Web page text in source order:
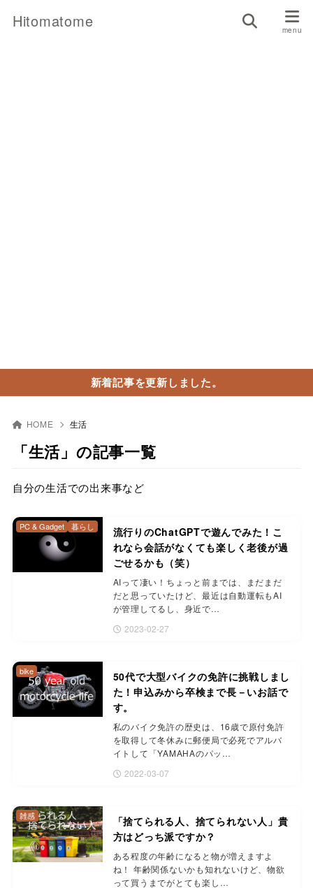
Hitomatome
新着記事を更新しました。
HOME 生活
「生活」の記事一覧
自分の生活での出来事など
流行りのChatGPTで遊んでみた！こ
れなら会話がなくても楽しく老後が過
ごせるかも（笑）
AIって凄い！ちょっと前までは、まだまだ
だと思っていたけど、最近は自動運転もAI
が管理してるし、身近で…
2023-02-27
PC & Gadget 暮らし
50代で大型バイクの免許に挑戦しまし
た！申込みから卒検まで長－いお話で
す。
私のバイク免許の歴史は、16歳で原付免許
を取得して冬休みに郵便局で必死でアルバ
イトして「YAMAHAのパッ…
2022-03-07
bike
「捨てられる人、捨てられない人」貴
方はどっち派ですか？
ある程度の年齢になると物が増えますよ
ね！ 年齢関係ないかも知れないけど、物欲
って買うまでがとても楽し…
雑感